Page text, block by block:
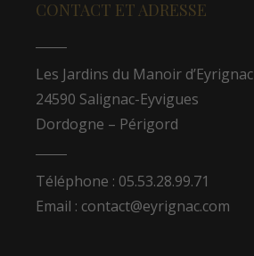
CONTACT ET ADRESSE
Les Jardins du Manoir d’Eyrignac
24590 Salignac-Eyvigues
Dordogne – Périgord
Téléphone : 05.53.28.99.71
Email : contact@eyrignac.com